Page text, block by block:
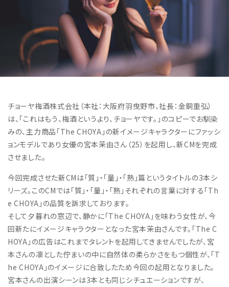
チョーヤ梅酒株式会社（本社：大阪府羽曳野市、社長：金銅重弘）
は、「これはもう、梅酒というより、チョーヤです。」のコピーでお馴染
みの、主力商品「The CHOYA」の新イメージキャラクターにファッシ
ョンモデルであり女優の宮本茉由さん（25）を起用し、新CMを完成
させました。
今回完成させた新CMは「質」・「量」・「熟」篇というタイトルの3本シ
リーズ。このCMでは「質」・「量」・「熟」それぞれの言葉に対する「Th
e CHOYA」の品質を訴求しております。
そして夕暮れの窓辺で、静かに「The CHOYA」を味わう女性が、今
回新たにイメージキャラクターとなった宮本茉由さんです。「The C
HOYA」の広告はこれまでタレントを起用してきませんでしたが、宮
本さんの凛とした佇まいの中に自然体の柔らかさをもつ個性が、「T
he CHOYA」のイメージに合致したため今回の起用となりました。
宮本さんの出演シーンは3本とも同じシチュエーションですが、